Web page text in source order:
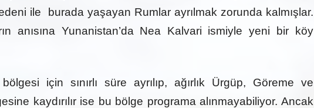
ile burada yaşayan Rumlar ayrılmak zorunda kalmışlar.
anısına Yunanistan’da Nea Kalvari ismiyle yeni bir köy
için sınırlı süre ayrılıp, ağırlık Ürgüp, Göreme ve
kaydırılır ise bu bölge programa alınmayabiliyor. Ancak